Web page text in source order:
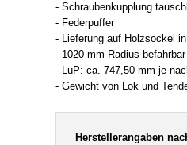
- Schraubenkupplung
- Federpuffer
- Lieferung auf Holzsockel
- 1020 mm Radius befahrbar
- LüP: ca. 747,50 mm je
- Gewicht von Lok und
Herstellerangaben